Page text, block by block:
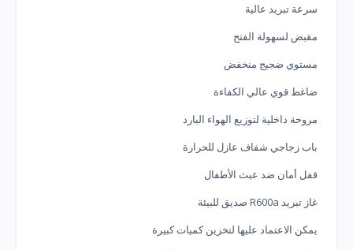
سرعة تبريد عالية
مقبض لسهولة الفتح
مستوي ضجيج منخفض
ضاغط قوي عالي الكفاءة
مروحة داخلية لتوزيع الهواء البارد
باب زجاجي شفاف عازل للحرارة
قفل أمان ضد عبث الأطفال
غاز تبريد R600a صديق للبيئة
يمكن الاعتماد عليها لتخزين كميات كبيرة